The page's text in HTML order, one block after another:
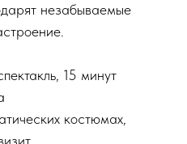
незабываемые
15 минут
костюмах,